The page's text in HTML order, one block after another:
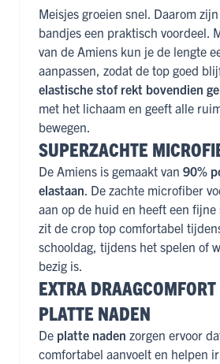
Meisjes groeien snel. Daarom
bandjes een praktisch voordeel.
van de Amiens kun je de lengte
aanpassen, zodat de top goed
elastische stof rekt bovendien
met het lichaam en geeft alle
bewegen.
SUPERZACHTE
De Amiens is gemaakt van 90%
elastaan. De zachte microfiber
aan op de huid en heeft een
zit de crop top comfortabel
schooldag, tijdens het spelen of
bezig is.
EXTRA
PLATTE NADEN
De platte naden zorgen ervoor
comfortabel aanvoelt en helpen